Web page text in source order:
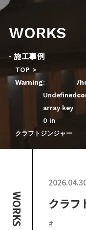
WORKS
- 施工事例
TOP
Warning:
Undefined
array key
0 in
/
クラフトジンジャー
WORKS クラフ
#